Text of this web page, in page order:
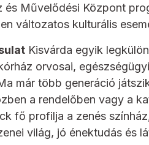
és Művelődési Központ
változatos kulturális
Kisvárda egyik
orvosai,
már több generáció
a rendelőben vagy a
fő profilja a zenés
világ, jó énektudás és